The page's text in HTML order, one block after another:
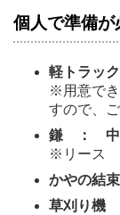
個人で準備が
軽トラッ
※用意でき
すので、
鎌 ： 中
※リース
かやの結
草刈り機